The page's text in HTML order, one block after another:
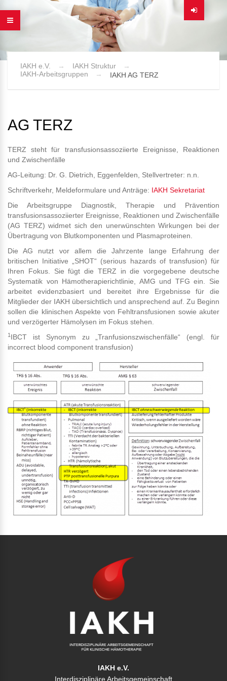
IAKH e.V.
IAKH Struktur
IAKH-Arbeitsgruppen
IAKH AG TERZ
AG TERZ
TERZ steht für transfusionsassoziierte Ereignisse, Reaktionen
und Zwischenfälle
AG-Leitung: Dr. G. Dietrich, Eggenfelden, Stellvertreter: n.n.
Schriftverkehr, Meldeformulare und Anträge: IAKH Sekretariat
Die Arbeitsgruppe Diagnostik, Therapie und Prävention
transfusionsassoziierter Ereignisse, Reaktionen und Zwischenfälle
(AG TERZ) widmet sich den unerwünschten Wirkungen bei der
Übertragung von Blutkomponenten und Plasmaproteinen.
Die AG nutzt vor allem die Jahrzente lange Erfahrung der
britischen Initiative „SHOT“ (serious hazards of transfusion) für
Ihren Fokus. Sie fügt die TERZ in die vorgegebene deutsche
Systematik von Hämotherapierichtlinie, AMG und TFG ein. Sie
arbeitet evidenzbasiert und bereitet ihre Ergebnisse für die
Mitglieder der IAKH übersichtlich und ansprechend auf. Zu Beginn
sollen die klinischen Aspekte von Fehltransfusionen sowie akuter
und verzögerter Hämolysen im Fokus stehen.
1 IBCT ist Synonym zu „Tranfusionszwischenfälle“ (engl. für
incorrect blood component transfusion)
IAKH e.V.
Interdisziplinäre Arbeitsgemeinschaft